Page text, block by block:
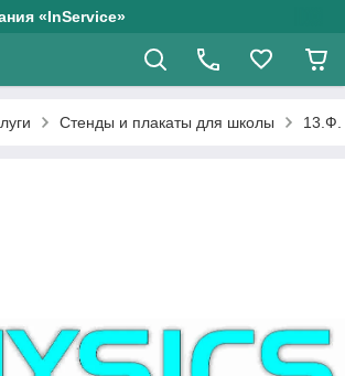
«InService»
Стенды и плакаты для школы 13.Ф.